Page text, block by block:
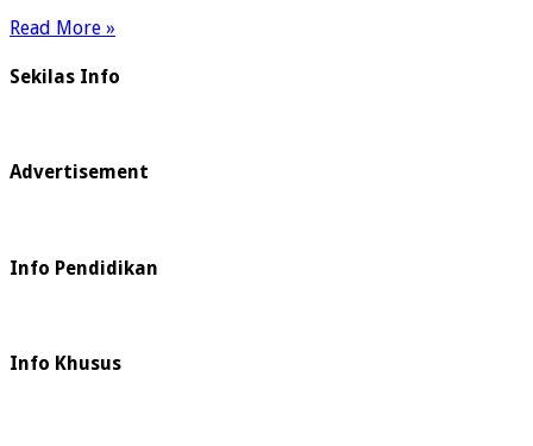
Read More »
Sekilas Info
Advertisement
Info Pendidikan
Info Khusus